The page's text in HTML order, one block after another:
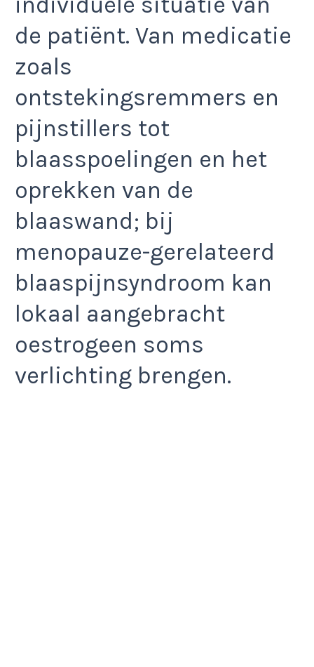
de patiënt. Van medicatie
zoals
ontstekingsremmers en
pijnstillers tot
blaasspoelingen en het
oprekken van de
blaaswand; bij
menopauze-gerelateerd
blaaspijnsyndroom kan
lokaal aangebracht
oestrogeen soms
verlichting brengen.